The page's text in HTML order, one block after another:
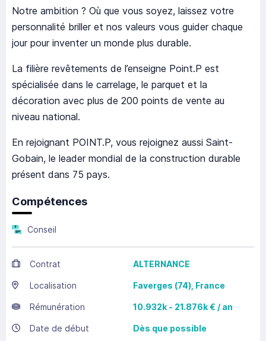
Notre ambition ? Où que vous soyez, laissez votre
personnalité briller et nos valeurs vous guider chaque
jour pour inventer un monde plus durable.
La filière revêtements de l’enseigne Point.P est
spécialisée dans le carrelage, le parquet et la
décoration avec plus de 200 points de vente au
niveau national.
En rejoignant POINT.P, vous rejoignez aussi Saint-
Gobain, le leader mondial de la construction durable
présent dans 75 pays.
Compétences
Conseil
Contrat ALTERNANCE
Localisation Faverges (74), France
Rémunération 10.932k - 21.876k € / an
Date de début Dès que possible